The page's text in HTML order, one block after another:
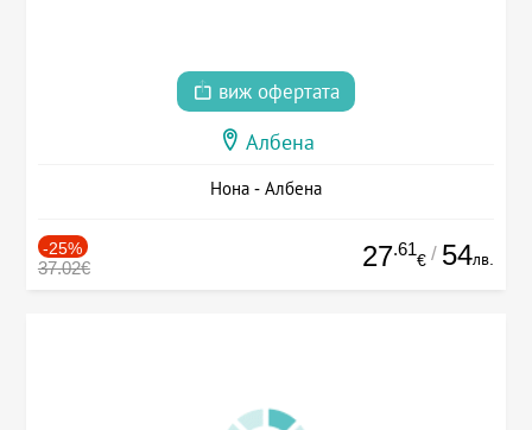
виж офертата
Албена
Нона - Албена
-25%
37.02€ 27.61
€ / 54лв.